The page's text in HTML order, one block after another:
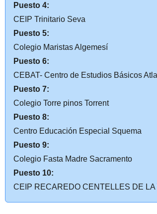
Puesto 4:
CEIP Trinitario Seva
Puesto 5:
Colegio Maristas Algemesí
Puesto 6:
CEBAT- Centro de Estudios Básicos
Puesto 7:
Colegio Torre pinos Torrent
Puesto 8:
Centro Educación Especial Squema
Puesto 9:
Colegio Fasta Madre Sacramento
Puesto 10:
CEIP RECAREDO CENTELLES DE LA